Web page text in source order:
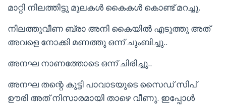
മാറ്റി നിലത്തിട്ടു മുലകൾ കൈകൾ കൊണ്ട് മറച്ചു.
നിലത്തുവീണ ബ്രാ അനി കൈയിൽ എടുത്തു അത്
അവളെ നോക്കി മണത്തു ഒന്ന് ചുംബിച്ചു..
അനഘ നാണത്തോടെ ഒന്ന് ചിരിച്ചു..
അനഘ തന്റെ കുട്ടി പാവാടയുടെ സൈഡ് സിപ്
ഊരി അത് നിസാരമായി താഴെ വീണു. ഇപ്പോൾ